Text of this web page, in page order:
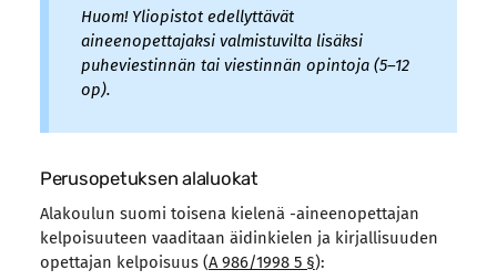
Huom! Yliopistot edellyttävät
aineenopettajaksi valmistuvilta lisäksi
puheviestinnän tai viestinnän opintoja (5–12
op).
Perusopetuksen alaluokat
Alakoulun suomi toisena kielenä -aineenopettajan
kelpoisuuteen vaaditaan äidinkielen ja kirjallisuuden
opettajan kelpoisuus (A 986/1998 5 §):